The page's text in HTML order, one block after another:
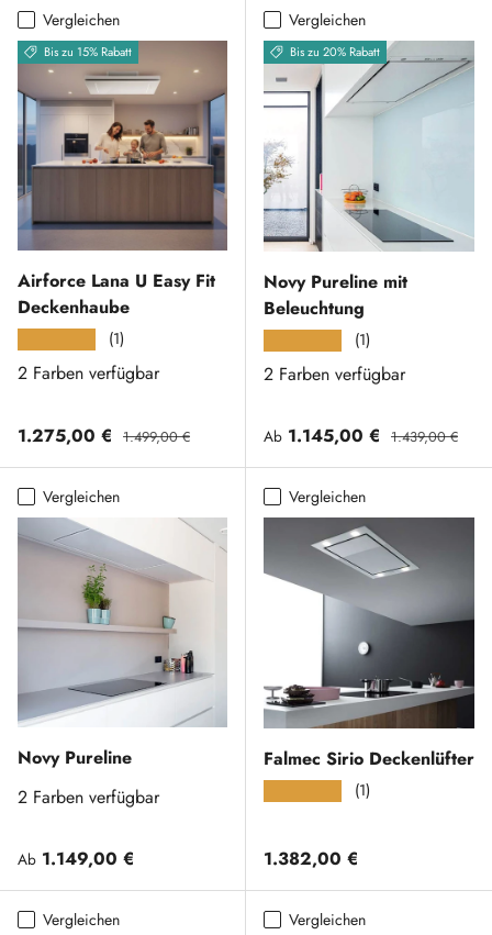
Vergleichen
Bis zu 15% Rabatt
Airforce Lana U Easy Fit
Deckenhaube
(1)
2 Farben verfügbar
Verkaufspreis
1.275,00 € Normaler Preis
1.499,00 €
Vergleichen
Bis zu 20% Rabatt
Novy Pureline mit
Beleuchtung
(1)
2 Farben verfügbar
Verkaufspreis
Ab 1.145,00 € Normaler Preis
1.439,00 €
Vergleichen
Novy Pureline
2 Farben verfügbar
Normaler Preis
Ab 1.149,00 €
Vergleichen
Falmec Sirio Deckenlüfter
(1)
Normaler Preis
1.382,00 €
Vergleichen Vergleichen